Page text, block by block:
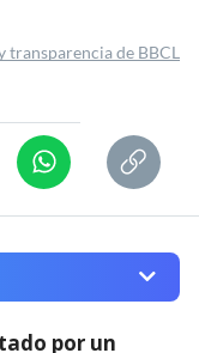
transparencia de BBCL
por un